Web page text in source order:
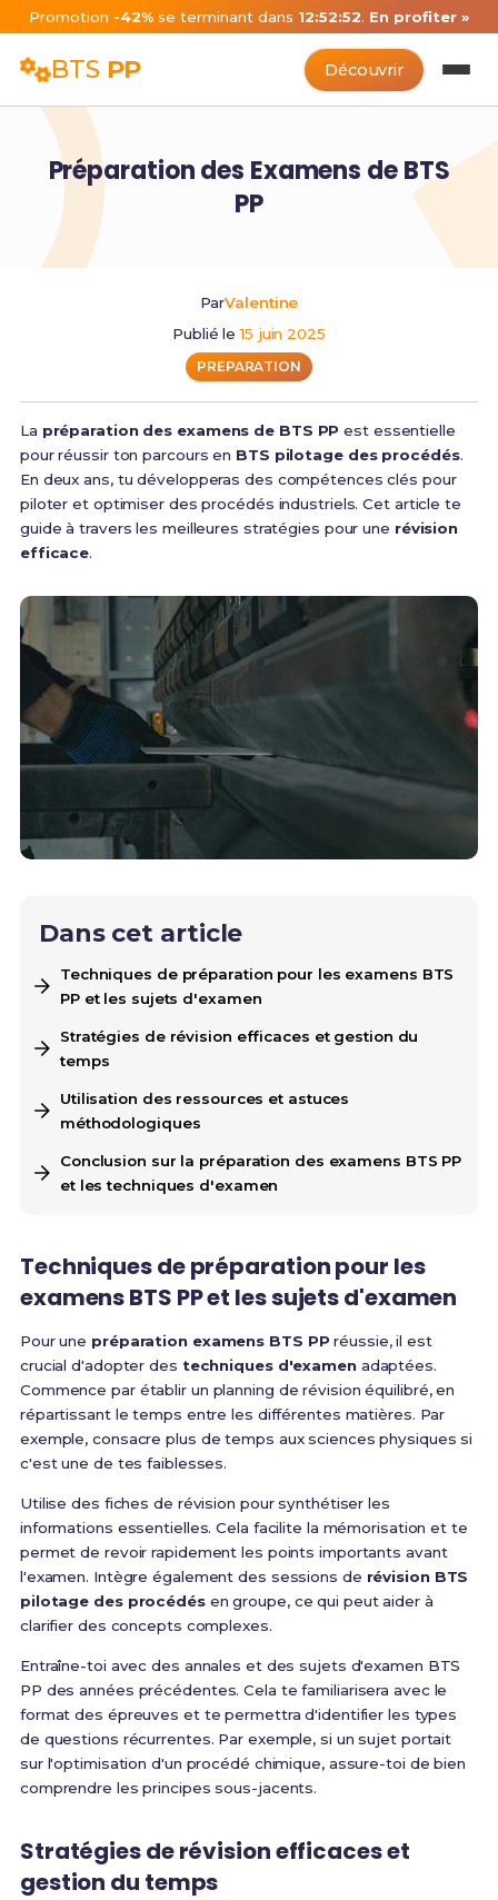
Promotion -42% se terminant dans12:52:51. En profiter »
BTS PP Découvrir
Préparation des Examens de BTS
PP
ParValentine
Publié le15 juin 2025
PREPARATION
La préparation des examens de BTS PP est essentielle
pour réussir ton parcours en BTS pilotage des procédés.
En deux ans, tu développeras des compétences clés pour
piloter et optimiser des procédés industriels. Cet article te
guide à travers les meilleures stratégies pour une révision
efficace.
Dans cet article
Techniques de préparation pour les examens BTS
PP et les sujets d'examen
Stratégies de révision efficaces et gestion du
temps
Utilisation des ressources et astuces
méthodologiques
Conclusion sur la préparation des examens BTS PP
et les techniques d'examen
Techniques de préparation pour les
examens BTS PP et les sujets d'examen
Pour une préparation examens BTS PP réussie, il est
crucial d'adopter des techniques d'examenadaptées.
Commence par établir un planning de révision équilibré, en
répartissant le temps entre les différentes matières. Par
exemple, consacre plus de temps aux sciences physiques si
c'est une de tes faiblesses.
Utilise des fiches de révision pour synthétiser les
informations essentielles. Cela facilite la mémorisation et te
permet de revoir rapidement les points importants avant
l'examen. Intègre également des sessions de révision BTS
pilotage des procédésen groupe, ce qui peut aider à
clarifier des concepts complexes.
Entraîne-toi avec des annales et des sujets d'examen BTS
PP des années précédentes. Cela te familiarisera avec le
format des épreuves et te permettra d'identifier les types
de questions récurrentes. Par exemple, si un sujet portait
sur l'optimisation d'un procédé chimique, assure-toi de bien
comprendre les principes sous-jacents.
Stratégies de révision efficaces et
gestion du temps